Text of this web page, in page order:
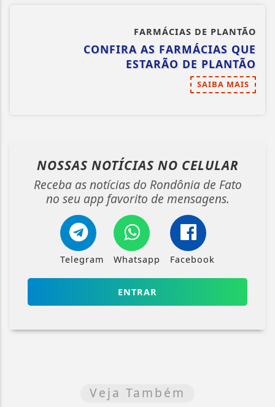
FARMÁCIAS DE PLANTÃO
CONFIRA AS FARMÁCIAS QUE
ESTARÃO DE PLANTÃO
SAIBA MAIS
NOSSAS NOTÍCIAS NO CELULAR
Receba as notícias do Rondônia de Fato
no seu app favorito de mensagens.
Telegram Whatsapp Facebook
ENTRAR
Veja Também